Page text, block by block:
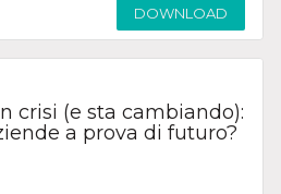
DOWNLOAD
crisi (e sta cambiando):
a prova di futuro?